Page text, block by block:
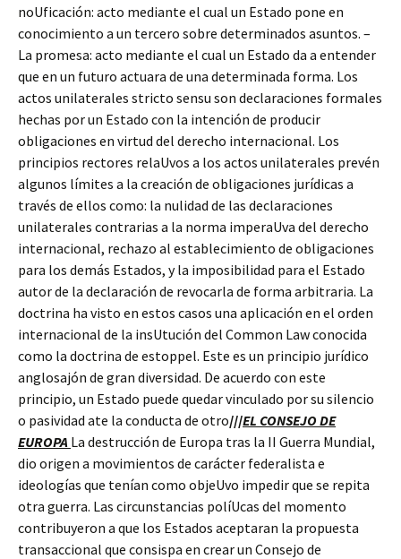
noUficación: acto mediante el cual un Estado pone en
conocimiento a un tercero sobre determinados asuntos. –
La promesa: acto mediante el cual un Estado da a entender
que en un futuro actuara de una determinada forma. Los
actos unilaterales stricto sensu son declaraciones formales
hechas por un Estado con la intención de producir
obligaciones en virtud del derecho internacional. Los
principios rectores relaUvos a los actos unilaterales prevén
algunos límites a la creación de obligaciones jurídicas a
través de ellos como: la nulidad de las declaraciones
unilaterales contrarias a la norma imperaUva del derecho
internacional, rechazo al establecimiento de obligaciones
para los demás Estados, y la imposibilidad para el Estado
autor de la declaración de revocarla de forma arbitraria. La
doctrina ha visto en estos casos una aplicación en el orden
internacional de la insUtución del Common Law conocida
como la doctrina de estoppel. Este es un principio jurídico
anglosajón de gran diversidad. De acuerdo con este
principio, un Estado puede quedar vinculado por su silencio
o pasividad ate la conducta de otro///EL CONSEJO DE
EUROPA La destrucción de Europa tras la II Guerra Mundial,
dio origen a movimientos de carácter federalista e
ideologías que tenían como objeUvo impedir que se repita
otra guerra. Las circunstancias políUcas del momento
contribuyeron a que los Estados aceptaran la propuesta
transaccional que consispa en crear un Consejo de